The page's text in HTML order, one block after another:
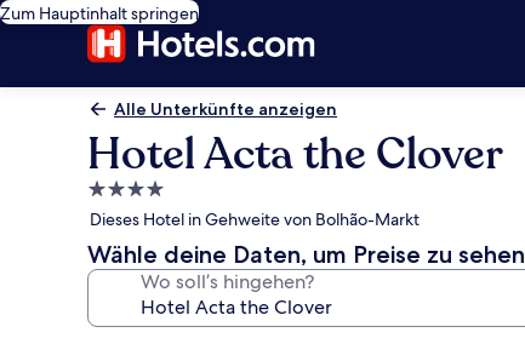
Zum Hauptinhalt springen
Alle Unterkünfte anzeigen
Hotel Acta the Clover
4.0-
Sterne-
Unterkunft
Dieses Hotel in Gehweite von Bolhão-Markt
Wähle deine Daten, um Preise zu sehen
Wo soll’s hingehen?